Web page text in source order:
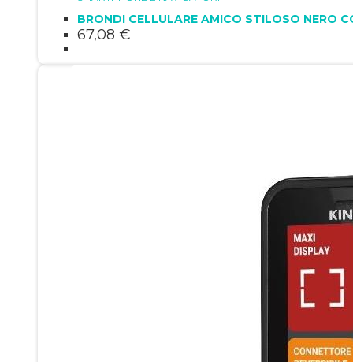
BRONDI CELLULARE AMICO STILOSO NERO
67,08 €